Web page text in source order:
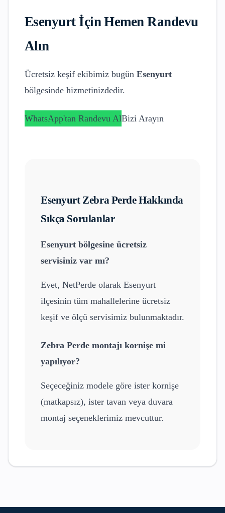
Esenyurtİçin Hemen Randevu
Alın
Ücretsiz keşif ekibimiz bugün Esenyurt
bölgesinde hizmetinizdedir.
WhatsApp'tan Randevu AlBizi Arayın
Esenyurt Zebra PerdeHakkında
Sıkça Sorulanlar
Esenyurt bölgesine ücretsiz
servisiniz var mı?
Evet, NetPerde olarak Esenyurt
ilçesinin tüm mahallelerine ücretsiz
keşif ve ölçü servisimiz bulunmaktadır.
Zebra Perde montajı kornişe mi
yapılıyor?
Seçeceğiniz modele göre ister kornişe
(matkapsız), ister tavan veya duvara
montaj seçeneklerimiz mevcuttur.